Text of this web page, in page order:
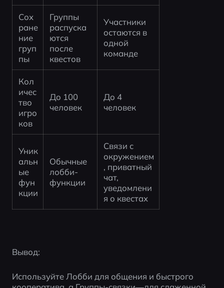
Сох
ране
ние
груп
пы
Группы
распуска
ются
после
квестов
Участники
остаются в
одной
команде
Кол
ичес
тво
игро
ков
До 100
человек
До 4
человек
Уник
альн
ые
фун
кции
Обычные
лобби-
функции
Связи с
окружением
, приватный
чат,
уведомлени
я о квестах
Вывод:
Используйте Лобби для общения и быстрого